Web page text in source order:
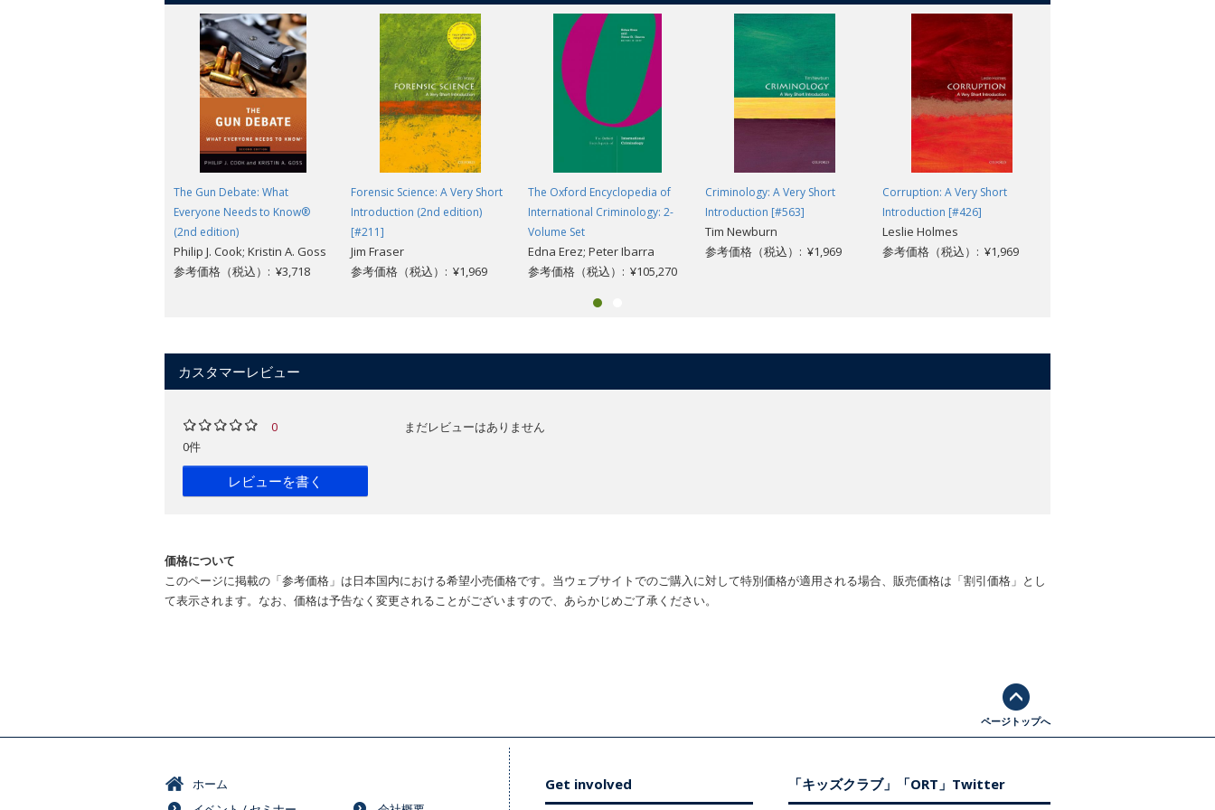
The Gun Debate: What
Everyone Needs to Know®
(2nd edition)
Philip J. Cook; Kristin A. Goss
参考価格（税込）: ¥3,718
Forensic Science: A Very Short
Introduction (2nd edition)
[#211]
Jim Fraser
参考価格（税込）: ¥1,969
The Oxford Encyclopedia of
International Criminology: 2-
Volume Set
Edna Erez; Peter Ibarra
参考価格（税込）: ¥105,270
Criminology: A Very Short
Introduction [#563]
Tim Newburn
参考価格（税込）: ¥1,969
Corruption: A Very Short
Introduction [#426]
Leslie Holmes
参考価格（税込）: ¥1,969
カスタマーレビュー
0
0件
レビューを書く
まだレビューはありません
価格について
このページに掲載の「参考価格」は日本国内における希望小売価格です。当ウェブサイトでのご購入に対して特別価格が適用される場合、販売価格は「割引価格」とし
て表示されます。なお、価格は予告なく変更されることがございますので、あらかじめご了承ください。
ページトップへ
ホーム
Get involved 「キッズクラブ」「ORT」Twitter